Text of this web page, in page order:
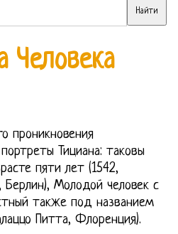
Человека
проникновения
Тициана: таковы
пяти лет (1542,
Берлин), Молодой человек с
также под названием
Питта, Флоренция).